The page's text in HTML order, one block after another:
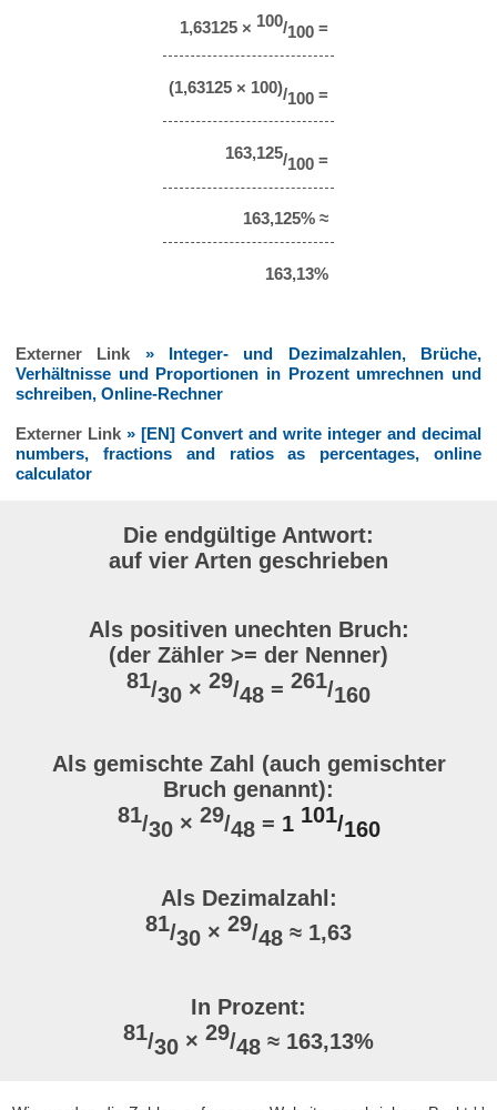
1,63125 × 100/100 =
(1,63125 × 100)/100 =
163,125/100 =
163,125% ≈
163,13%
Externer Link » Integer- und Dezimalzahlen, Brüche,
Verhältnisse und Proportionen in Prozent umrechnen und
schreiben, Online-Rechner
Externer Link » [EN] Convert and write integer and decimal
numbers, fractions and ratios as percentages, online
calculator
Die endgültige Antwort:
auf vier Arten geschrieben
Als positiven unechten Bruch:
(der Zähler >= der Nenner)
81/30 × 29/48 = 261/160
Als gemischte Zahl (auch gemischter
Bruch genannt):
81/30× 29/48= 1 101/160
Als Dezimalzahl:
81/30 × 29/48 ≈ 1,63
In Prozent:
81/30 × 29/48 ≈ 163,13%